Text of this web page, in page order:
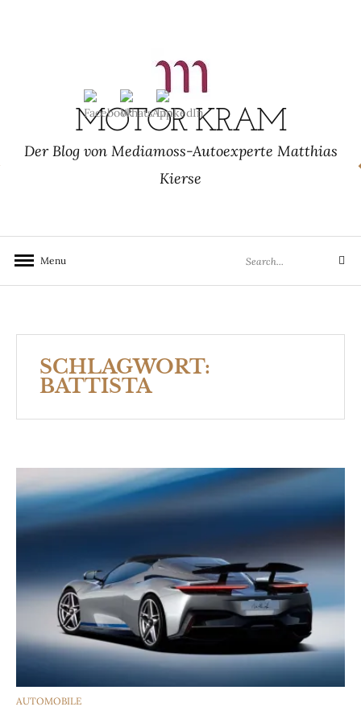
MOTOR KRAM
Der Blog von Mediamoss-Autoexperte Matthias
Kierse
Menu
for:
Search
SCHLAGWORT:
BATTISTA
CATEGORIES
AUTOMOBILE